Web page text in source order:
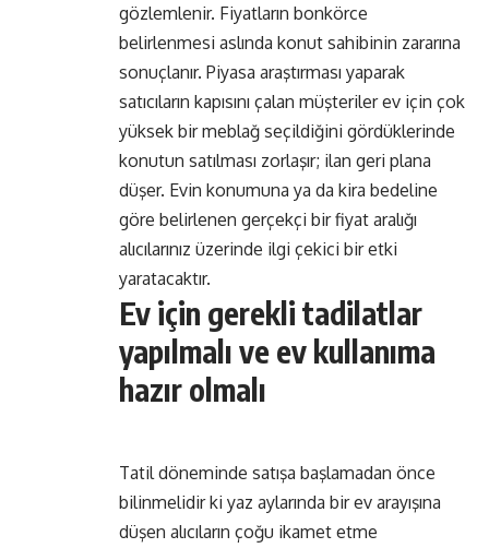
gözlemlenir. Fiyatların bonkörce
belirlenmesi aslında konut sahibinin zararına
sonuçlanır. Piyasa araştırması yaparak
satıcıların kapısını çalan müşteriler ev için çok
yüksek bir meblağ seçildiğini gördüklerinde
konutun satılması zorlaşır; ilan geri plana
düşer. Evin konumuna ya da kira bedeline
göre belirlenen gerçekçi bir fiyat aralığı
alıcılarınız üzerinde ilgi çekici bir etki
yaratacaktır.
Ev için gerekli tadilatlar
yapılmalı ve ev kullanıma
hazır olmalı
Tatil döneminde satışa başlamadan önce
bilinmelidir ki yaz aylarında bir ev arayışına
düşen alıcıların çoğu ikamet etme